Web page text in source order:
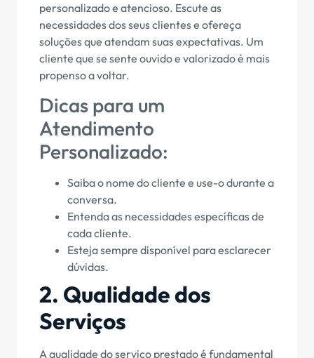
personalizado e atencioso. Escute as
necessidades dos seus clientes e ofereça
soluções que atendam suas expectativas. Um
cliente que se sente ouvido e valorizado é mais
propenso a voltar.
Dicas para um
Atendimento
Personalizado:
Saiba o nome do cliente e use-o durante a
conversa.
Entenda as necessidades específicas de
cada cliente.
Esteja sempre disponível para esclarecer
dúvidas.
2. Qualidade dos
Serviços
A qualidade do serviço prestado é fundamental